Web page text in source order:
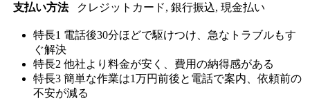
支払い方法 クレジットカード, 銀行振込, 現金払い
特長1 電話後30分ほどで駆けつけ、急なトラブルもす
ぐ解決
特長2 他社より料金が安く、費用の納得感がある
特長3 簡単な作業は1万円前後と電話で案内、依頼前の
不安が減る